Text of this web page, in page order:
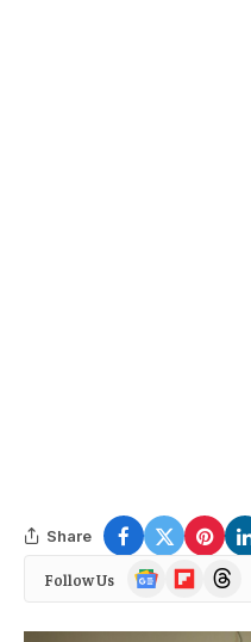
Share
Follow Us
Google
News
FlipboardThreads